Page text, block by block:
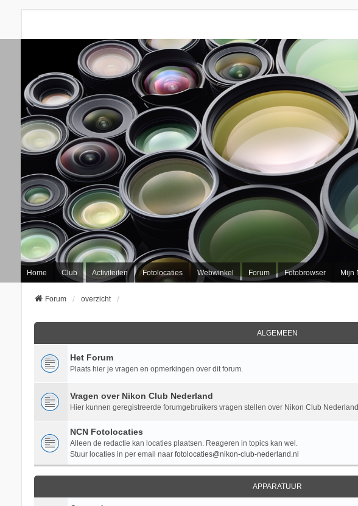
Home Club Activiteiten Fotolocaties Webwinkel Forum Fotobrowser Mijn
Forum overzicht
ALGEMEEN
Het Forum
Plaats hier je vragen en opmerkingen over dit forum.
Vragen over Nikon Club Nederland
Hier kunnen geregistreerde forumgebruikers vragen stellen over Nikon Club
NCN Fotolocaties
Alleen de redactie kan locaties plaatsen. Reageren in topics kan wel.
Stuur locaties in per email naar fotolocaties@nikon-club-nederland.nl
APPARATUUR